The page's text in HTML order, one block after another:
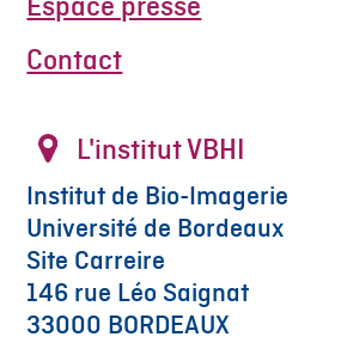
Contact
L'institut VBHI
Institut de Bio-Imagerie
Université de Bordeaux
Site Carreire
146 rue Léo Saignat
33000 BORDEAUX